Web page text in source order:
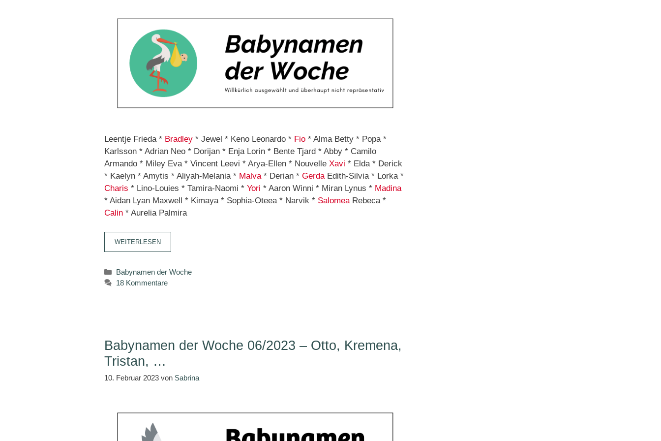
Leentje Frieda * Bradley * Jewel * Keno Leonardo * Fio * Alma Betty * Popa *
Karlsson * Adrian Neo * Dorijan * Enja Lorin * Bente Tjard * Abby * Camilo
Armando * Miley Eva * Vincent Leevi * Arya-Ellen * Nouvelle Xavi * Elda * Derick
* Kaelyn * Amytis * Aliyah-Melania * Malva* Derian * GerdaEdith-Silvia * Lorka *
Charis * Lino-Louies * Tamira-Naomi * Yori * Aaron Winni * Miran Lynus * Madina
* Aidan Lyan Maxwell * Kimaya * Sophia-Oteea * Narvik * SalomeaRebeca *
Calin * Aurelia Palmira
WEITERLESEN
Kategorien
Babynamen der Woche
18 Kommentare
Babynamen der Woche 06/2023 – Otto, Kremena,
Tristan, …
10. Februar 2023 von Sabrina